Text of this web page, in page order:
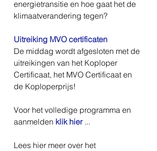
energietransitie en hoe gaat het de
klimaatverandering tegen?
Uitreiking MVO certificaten
De middag wordt afgesloten met de
uitreikingen van het Koploper
Certificaat, het MVO Certificaat en
de Koploperprijs!
Voor het volledige programma en
aanmelden klik hier ...
Lees hier meer over het